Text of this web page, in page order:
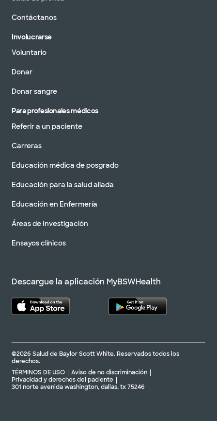
Contáctanos
Involucrarse
Voluntario
Donar
Donar sangre
Para profesionales médicos
Referir a un paciente
Carreras
Educación médica de posgrado
Educación para la salud aliada
Educación en Enfermería
Áreas de Investigación
Ensayos clínicos
Descargue la aplicación MyBSWHealth
©2026 Salud de Baylor Scott White. Reservados todos los
derechos.
TÉRMINOS DE USO
Aviso de no discriminación
Privacidad y derechos del paciente
301 norte avenida washington, dallas, tx 75246